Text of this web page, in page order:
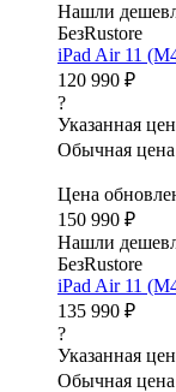
Нашли
БезRustore
iPad Air 11
120 990 ₽
?
Указанная
Обычная цена
Цена
150 990 ₽
Нашли
БезRustore
iPad Air 11
135 990 ₽
?
Указанная
Обычная цена